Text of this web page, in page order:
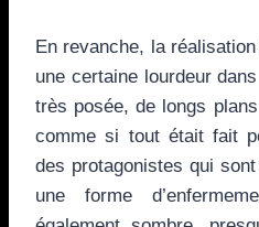
En revanche, la
une certaine lourdeur
très posée, de longs
comme si tout était fait
des protagonistes qui
une forme